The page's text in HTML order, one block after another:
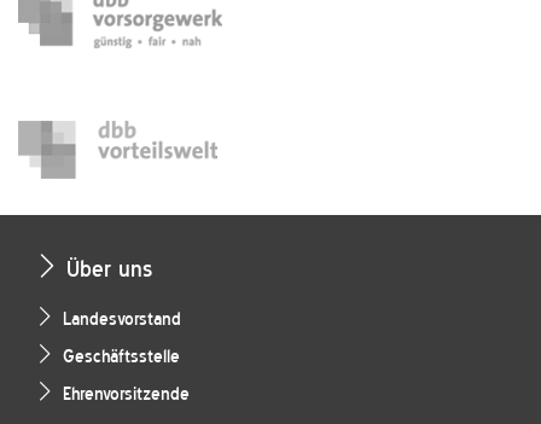
Über uns
Landesvorstand
Geschäftsstelle
Ehrenvorsitzende